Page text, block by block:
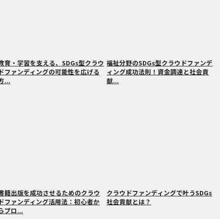
育・学習を支える、SDGs型クラウ
ファンディングの可能性を広げる
...
福祉分野のSDGs型クラウドファンデ
ィング成功法則！資金調達と社会貢
献...
籍出版を成功させるためのクラウ
ファンディング活用法：初心者か
プロ...
クラウドファンディングで叶うSDGs
社会貢献とは？